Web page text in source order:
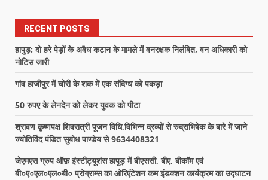
RECENT POSTS
हापुड़: दो हरे पेड़ों के अवैध कटान के मामले में वनरक्षक निलंबित, वन अधिकारी को
नोटिस जारी
गांव हाजीपुर में चोरी के शक में एक संदिग्ध को पकड़ा
50 रुपए के लेनदेन को लेकर युवक को पीटा
श्रावण कृष्णपक्ष शिवरात्री पूजन विधि,विभिन्न द्रव्यों से रुद्राभिषेक के बारे में जाने
ज्योतिर्विद पंडित सुबोध पाण्डेय से 9634408321
जेएमएस ग्रुप ऑफ़ इंस्टीट्यूशंस हापुड़ में बीएससी, बीए, बीकॉम एवं
बी०ए०एल०एल०बी० प्रोग्राम्स का ओरिएंटेशन कम इंडक्शन कार्यक्रम का उद्घाटन